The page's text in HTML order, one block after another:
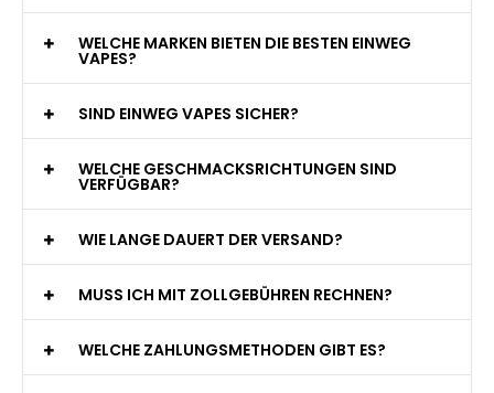
WELCHE MARKEN BIETEN DIE BESTEN EINWEG
VAPES?
SIND EINWEG VAPES SICHER?
WELCHE GESCHMACKSRICHTUNGEN SIND
VERFÜGBAR?
WIE LANGE DAUERT DER VERSAND?
MUSS ICH MIT ZOLLGEBÜHREN RECHNEN?
WELCHE ZAHLUNGSMETHODEN GIBT ES?